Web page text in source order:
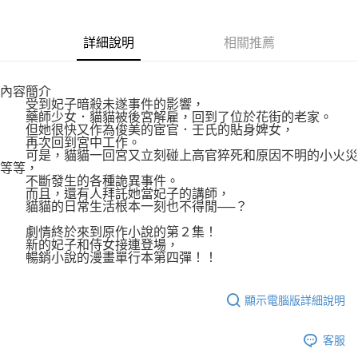
博客來商品配送方式
每筆NT$80，滿NT$1,000(含以上)免運費
詳細說明 相關推薦
內容簡介
受到妃子暗殺未遂事件的影響，
藥師少女．貓貓被後宮解雇，回到了位於花街的老家。
但她很快又作為俊美的宦官．壬氏的貼身婢女，
再次回到宮中工作。
可是，貓貓一回宮又立刻碰上高官猝死和原因不明的小火災
等等，
不斷發生的各種詭異事件。
而且，還有人拜託她當妃子的講師，
貓貓的日常生活根本一刻也不得閒──？
劇情終於來到原作小說的第２集！
新的妃子和侍女接連登場，
暢銷小說的漫畫單行本第四彈！！
顯示電腦版詳細說明
客服